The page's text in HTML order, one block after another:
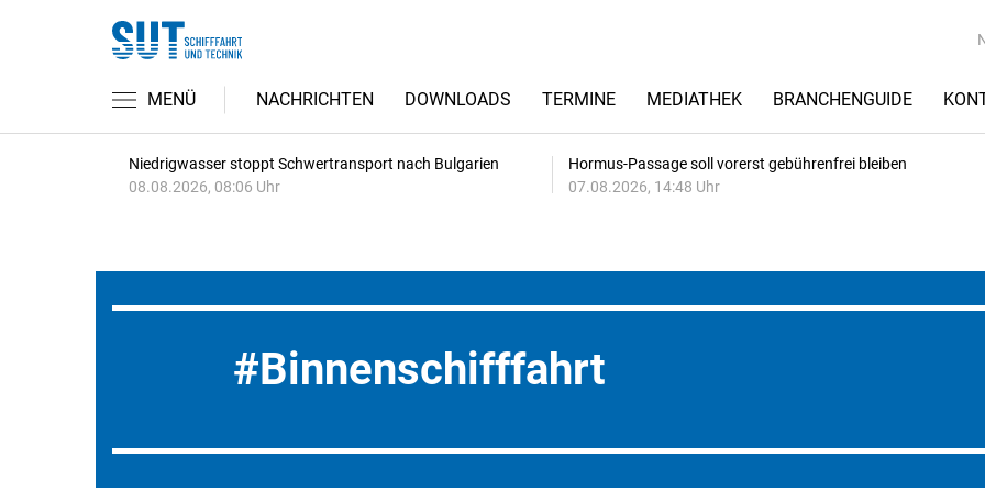
MENÜ NACHRICHTEN DOWNLOADS TERMINE MEDIATHEK BRANCHENGUIDE
Niedrigwasser stoppt Schwertransport nach Bulgarien
08.08.2026, 08:06 Uhr
Hormus-Passage soll vorerst gebührenfrei bleiben
07.08.2026, 14:48 Uhr
Binnenschifffahrt